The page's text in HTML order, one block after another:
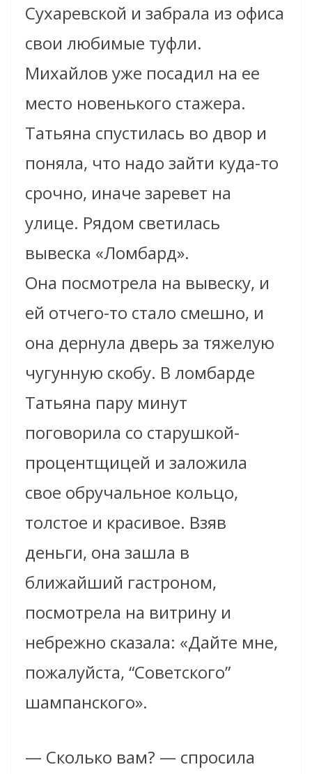
Сухаревской и забрала из офиса
свои любимые туфли.
Михайлов уже посадил на ее
место новенького стажера.
Татьяна спустилась во двор и
поняла, что надо зайти куда-то
срочно, иначе заревет на
улице. Рядом светилась
вывеска «Ломбард».
Она посмотрела на вывеску, и
ей отчего-то стало смешно, и
она дернула дверь за тяжелую
чугунную скобу. В ломбарде
Татьяна пару минут
поговорила со старушкой-
процентщицей и заложила
свое обручальное кольцо,
толстое и красивое. Взяв
деньги, она зашла в
ближайший гастроном,
посмотрела на витрину и
небрежно сказала: «Дайте мне,
пожалуйста, “Cоветского”
шампанского».
— Сколько вам? — спросила